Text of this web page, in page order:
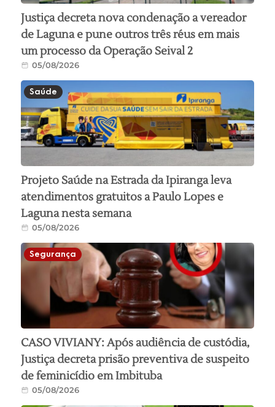
Justiça decreta nova condenação a vereador
de Laguna e pune outros três réus em mais
um processo da Operação Seival 2
05/08/2026
Saúde
Projeto Saúde na Estrada da Ipiranga leva
atendimentos gratuitos a Paulo Lopes e
Laguna nesta semana
05/08/2026
Segurança
CASO VIVIANY: Após audiência de custódia,
Justiça decreta prisão preventiva de suspeito
de feminicídio em Imbituba
05/08/2026